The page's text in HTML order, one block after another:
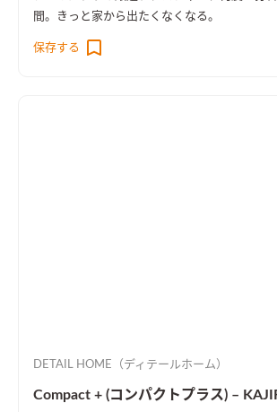
間。きっと家から出たくなくなる。
保存する
DETAIL HOME（ディテールホーム）
Compact + (コンパクトプラス) –